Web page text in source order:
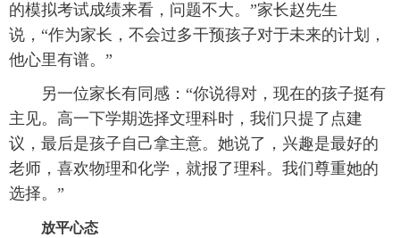
的模拟考试成绩来看，问题不大。”家长赵先生
说，“作为家长，不会过多干预孩子对于未来的计划，
他心里有谱。”
另一位家长有同感：“你说得对，现在的孩子挺有
主见。高一下学期选择文理科时，我们只提了点建
议，最后是孩子自己拿主意。她说了，兴趣是最好的
老师，喜欢物理和化学，就报了理科。我们尊重她的
选择。”
放平心态